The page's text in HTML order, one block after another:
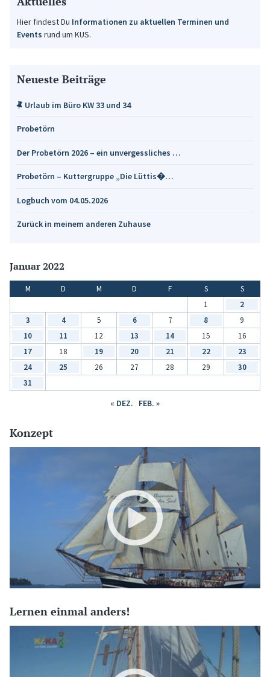
Hier findest Du Informationen zu aktuellen Terminen und
Events rund um KUS.
Neueste Beiträge
Urlaub im Büro KW 33 und 34
Probetörn
Der Probetörn 2026 – ein unvergessliches …
Probetörn – Kuttergruppe „Die Lüttis�…
Logbuch vom 04.05.2026
Zurück in meinem anderen Zuhause
Januar 2022
M D M D F S
S
1
2
3
4 5 6 7 8
9
10
11 12 13 14 15
16
17
18 19 20 21 22
23
24
25 26 27 28 29
30
31
« DEZ. FEB. »
Konzept
Lernen einmal anders!